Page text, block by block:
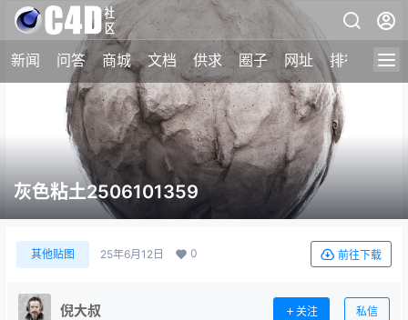
新闻 问答 商城 文档 供求 圈子 网址 排行榜
灰色粘土2506101359
其他贴图 25年6月12日 0 前往下载
倪大叔 关注 私信